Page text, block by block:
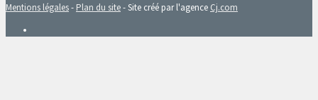
Mentions légales- Plan du site- Site créé par l'agence Cj.com